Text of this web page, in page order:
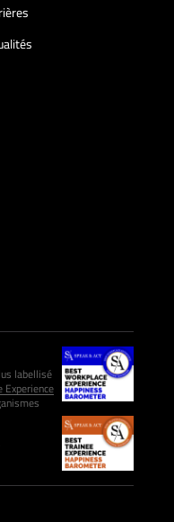
labellisé
Experience